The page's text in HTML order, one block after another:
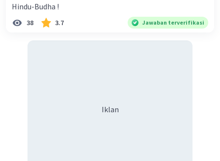
Hindu-Budha !
38 3.7 Jawaban terverifikasi
Iklan